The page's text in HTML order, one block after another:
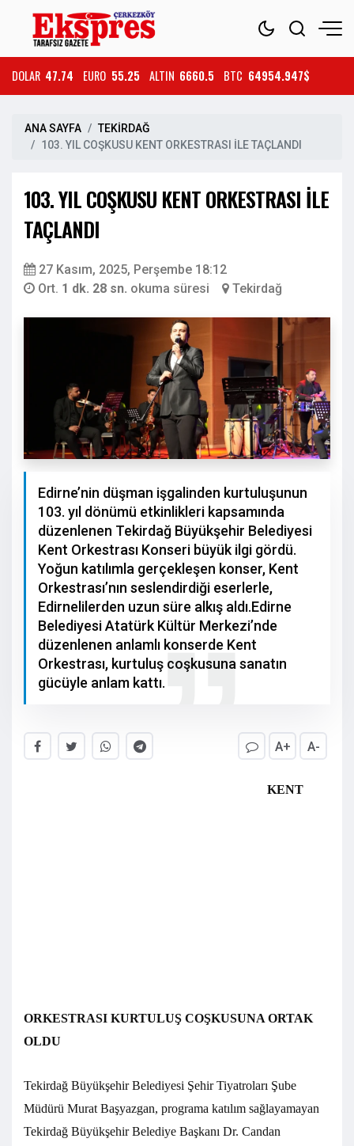
DOLAR 47.74 EURO 55.25 ALTIN 6660.5 BTC 64954.947$
ANA SAYFA
TEKİRDAĞ
103. YIL COŞKUSU KENT ORKESTRASI İLE TAÇLANDI
103. YIL COŞKUSU KENT ORKESTRASI İLE
TAÇLANDI
27 Kasım, 2025, Perşembe 18:12
Ort. 1 dk. 28 sn. okuma süresi Tekirdağ
Edirne’nin düşman işgalinden kurtuluşunun
103. yıl dönümü etkinlikleri kapsamında
düzenlenen Tekirdağ Büyükşehir Belediyesi
Kent Orkestrası Konseri büyük ilgi gördü.
Yoğun katılımla gerçekleşen konser, Kent
Orkestrası’nın seslendirdiği eserlerle,
Edirnelilerden uzun süre alkış aldı.Edirne
Belediyesi Atatürk Kültür Merkezi’nde
düzenlenen anlamlı konserde Kent
Orkestrası, kurtuluş coşkusuna sanatın
gücüyle anlam kattı.
A+ A-
KENT
ORKESTRASI KURTULUŞ COŞKUSUNA ORTAK
OLDU
Tekirdağ Büyükşehir Belediyesi Şehir Tiyatroları Şube
Müdürü Murat Başyazgan, programa katılım sağlayamayan
Tekirdağ Büyükşehir Belediye Başkanı Dr. Candan